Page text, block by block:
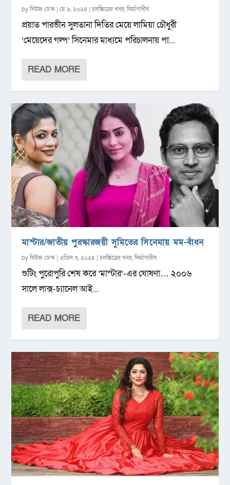
byনিউজ ডেস্ক |মে ৯, ২০২৪ |চলচ্চিত্রের খবর,নির্মাণাধীন
প্রয়াত পারভীন সুলতানা দিতির মেয়ে লামিয়া চৌধুরী
‘মেয়েদের গল্প’ সিনেমার মাধ্যমে পরিচালনায় পা...
READ MORE
মাস্টার/জাতীয় পুরস্কারজয়ী সুমিতের সিনেমায় মম-বাঁধন
byনিউজ ডেস্ক |এপ্রিল ৩, ২০২৪ |চলচ্চিত্রের খবর,নির্মাণাধীন
শুটিং পুরোপুরি শেষ করে ‘মাস্টার’-এর ঘোষণা… ২০০৬
সালে লাক্স-চ্যানেল আই...
READ MORE